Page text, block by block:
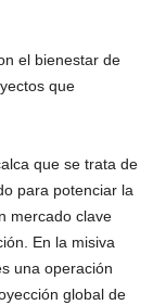
el bienestar de
que
que se trata de
para potenciar la
mercado clave
En la misiva
una operación
global de